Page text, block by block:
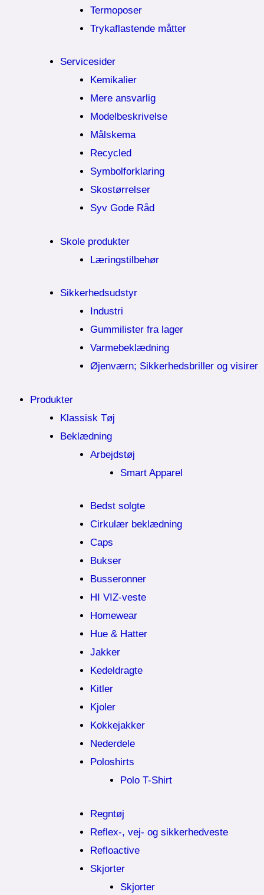
Termoposer
Trykaflastende måtter
Servicesider
Kemikalier​
Mere ansvarlig
Modelbeskrivelse
Målskema
Recycled
Symbolforklaring
Skostørrelser
Syv Gode Råd
Skole produkter
Læringstilbehør
Sikkerhedsudstyr
Industri
Gummilister fra lager
Varmebeklædning
Øjenværn; Sikkerhedsbriller og visirer
Produkter
Klassisk Tøj
Beklædning
Arbejdstøj
Smart Apparel
Bedst solgte
Cirkulær beklædning
Caps
Bukser
Busseronner
HI VIZ-veste
Homewear
Hue & Hatter
Jakker
Kedeldragte
Kitler
Kjoler
Kokkejakker
Nederdele
Poloshirts
Polo T-Shirt
Regntøj
Reflex-, vej- og sikkerhedveste
Refloactive
Skjorter
Skjorter